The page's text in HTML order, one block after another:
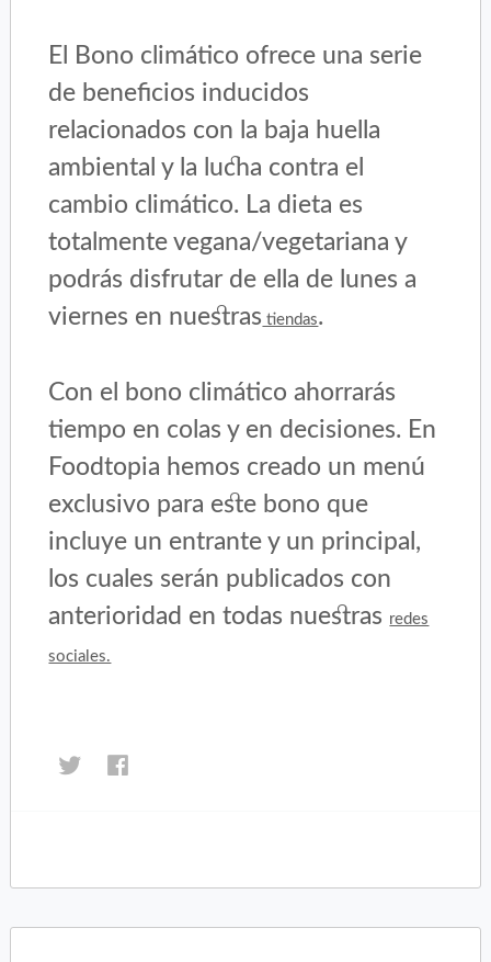
El Bono climático ofrece una serie
de beneficios inducidos
relacionados con la baja huella
ambiental y la lucha contra el
cambio climático. La dieta es
totalmente vegana/vegetariana y
podrás disfrutar de ella de lunes a
viernes en nuestras tiendas.
Con el bono climático ahorrarás
tiempo en colas y en decisiones. En
Foodtopia hemos creado un menú
exclusivo para este bono que
incluye un entrante y un principal,
los cuales serán publicados con
anterioridad en todas nuestras redes
sociales.
Haz
clic
Twitter
abre
Facebook
abre